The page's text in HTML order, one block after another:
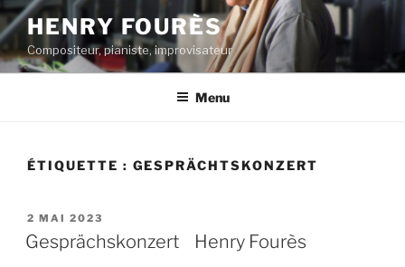
Aller
au
contenu
principal
HENRY FOURÈS
Compositeur, pianiste, improvisateur
Menu
ÉTIQUETTE : GESPRÄCHTSKONZERT
PUBLIÉ
LE
2 MAI 2023
Gesprächskonzert Henry Fourès